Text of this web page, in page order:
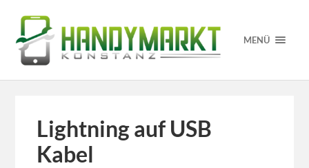
MENÜ
Lightning auf USB
Kabel